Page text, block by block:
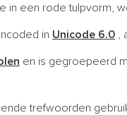
in een rode tulpvorm,
in Unicode 6.0 ,
en is gegroepeerd
trefwoorden